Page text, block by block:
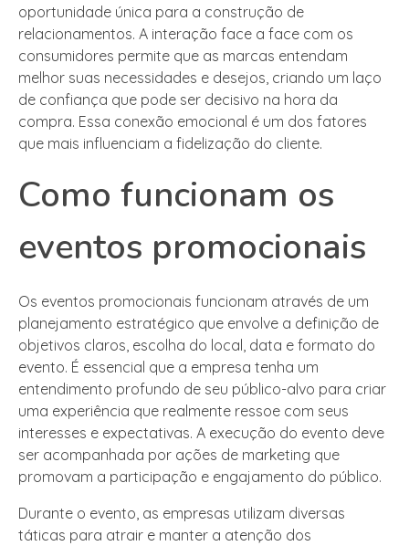
oportunidade única para a construção de
relacionamentos. A interação face a face com os
consumidores permite que as marcas entendam
melhor suas necessidades e desejos, criando um laço
de confiança que pode ser decisivo na hora da
compra. Essa conexão emocional é um dos fatores
que mais influenciam a fidelização do cliente.
Como funcionam os
eventos promocionais
Os eventos promocionais funcionam através de um
planejamento estratégico que envolve a definição de
objetivos claros, escolha do local, data e formato do
evento. É essencial que a empresa tenha um
entendimento profundo de seu público-alvo para criar
uma experiência que realmente ressoe com seus
interesses e expectativas. A execução do evento deve
ser acompanhada por ações de marketing que
promovam a participação e engajamento do público.
Durante o evento, as empresas utilizam diversas
táticas para atrair e manter a atenção dos